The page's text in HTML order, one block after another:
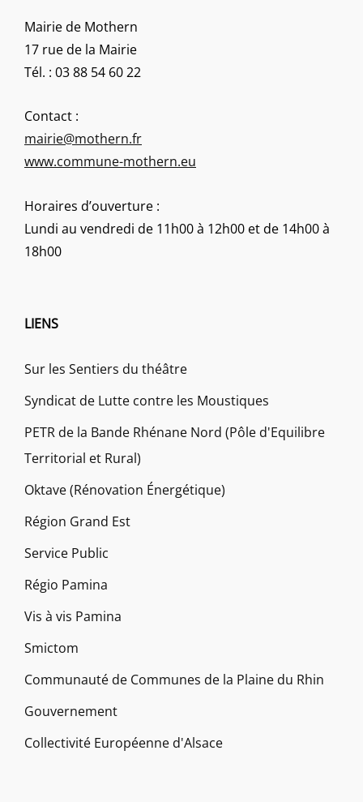
Mairie de Mothern
17 rue de la Mairie
Tél. : 03 88 54 60 22
Contact :
mairie@mothern.fr
www.commune-mothern.eu
Horaires d’ouverture :
Lundi au vendredi de 11h00 à 12h00 et de 14h00 à
18h00
LIENS
Sur les Sentiers du théâtre
Syndicat de Lutte contre les Moustiques
PETR de la Bande Rhénane Nord (Pôle d'Equilibre
Territorial et Rural)
Oktave (Rénovation Énergétique)
Région Grand Est
Service Public
Régio Pamina
Vis à vis Pamina
Smictom
Communauté de Communes de la Plaine du Rhin
Gouvernement
Collectivité Européenne d'Alsace